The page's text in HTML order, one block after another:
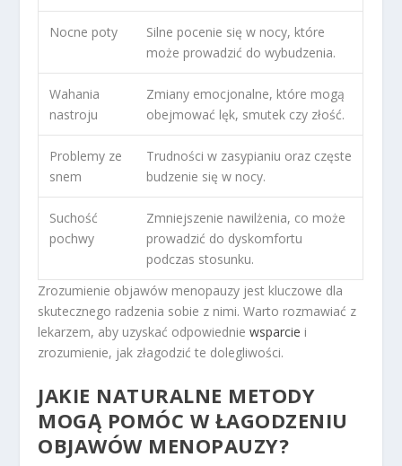
Nocne poty
Silne pocenie się w nocy, które
może prowadzić do wybudzenia.
Wahania
nastroju
Zmiany emocjonalne, które mogą
obejmować lęk, smutek czy złość.
Problemy ze
snem
Trudności w zasypianiu oraz częste
budzenie się w nocy.
Suchość
pochwy
Zmniejszenie nawilżenia, co może
prowadzić do dyskomfortu
podczas stosunku.
Zrozumienie objawów menopauzy jest kluczowe dla
skutecznego radzenia sobie z nimi. Warto rozmawiać z
lekarzem, aby uzyskać odpowiedniewsparcie i
zrozumienie, jak złagodzić te dolegliwości.
JAKIE NATURALNE METODY
MOGĄ POMÓC W ŁAGODZENIU
OBJAWÓW MENOPAUZY?